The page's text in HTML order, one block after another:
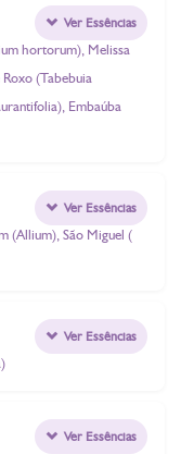
hortorum), Melissa
(Tabebuia
Embaúba
Ver Essências
(Allium), São Miguel (
Ver Essências
Ver Essências
Ver Essências